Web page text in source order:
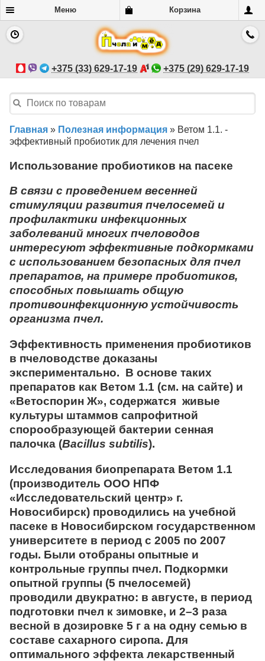
Меню Корзина
+375 (33) 629-17-19 +375 (29) 629-17-19
Главная » Полезная информация » Ветом 1.1. -
эффективный пробиотик для лечения пчел
Использование пробиотиков на пасеке
В связи с проведением весенней
стимуляции развития пчелосемей и
профилактики инфекционных
заболеваний многих пчеловодов
интересуют эффективные подкормками
с использованием безопасных для пчел
препаратов, на примере пробиотиков,
способных повышать общую
противоинфекционную устойчивость
организма пчел.
Эффективность применения пробиотиков
в пчеловодстве доказаны
экспериментально. В основе таких
препаратов как Ветом 1.1 (см. на сайте) и
«Ветоспорин Ж», содержатся живые
культуры штаммов сапрофитной
спорообразующей бактерии сенная
палочка (Bacillus subtilis).
Исследования биопрепарата Ветом 1.1
(производитель ООО НПФ
«Исследовательский центр» г.
Новосибирск) проводились на учебной
пасеке в Новосибирском государственном
университете в период с 2005 по 2007
годы. Были отобраны опытные и
контрольные группы пчел. Подкормки
опытной группы (5 пчелосемей)
проводили двукратно: в августе, в период
подготовки пчел к зимовке, и 2–3 раза
весной в дозировке 5 г а на одну семью в
составе сахарного сиропа. Для
оптимального эффекта лекарственный